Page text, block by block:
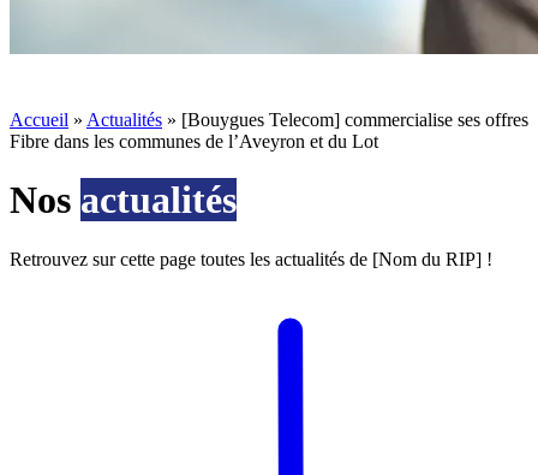
Accueil » Actualités » [Bouygues Telecom] commercialise ses offres
Fibre dans les communes de l’Aveyron et du Lot
Nos actualités
Retrouvez sur cette page toutes les actualités de [Nom du RIP] !